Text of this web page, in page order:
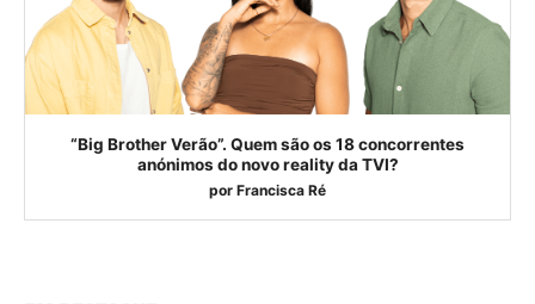
“Big Brother Verão”. Quem são os 18 concorrentes
anónimos do novo reality da TVI?
por Francisca Ré